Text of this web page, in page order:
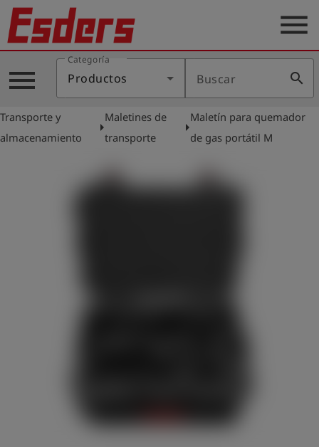
Productos
Blog
Aplicaciones
menu
menu
Categoría
Productos Buscar search
Transporte y
almacenamiento
arrow_right
Maletines de
transporte
arrow_right
Maletín para quemador
de gas portátil M